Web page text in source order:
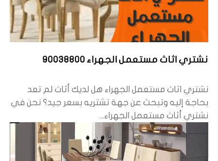
نشتري اثاث مستعمل الجهراء 90038800
نشتري اثاث مستعمل الجهراء هل لديك أثاث لم تعد
بحاجة إليه وتبحث عن جهة تشتريه بسعر جيد؟ نحن في
نشتري أثاث مستعمل الجهراء...